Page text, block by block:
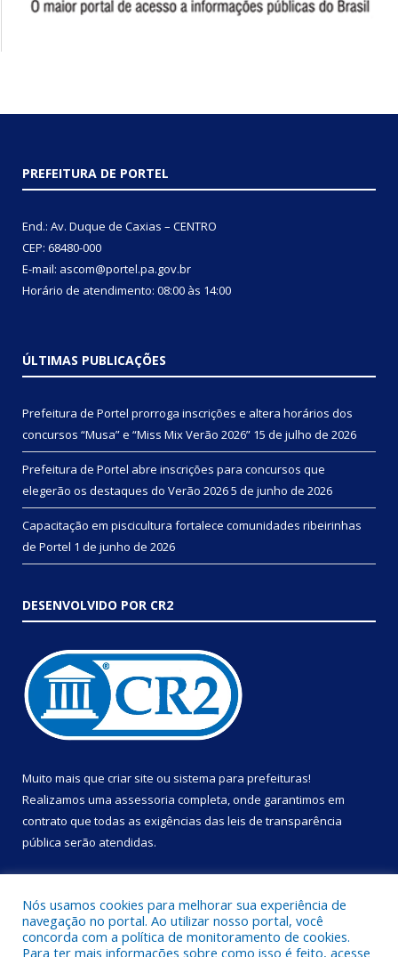
PREFEITURA DE PORTEL
End.: Av. Duque de Caxias – CENTRO
CEP: 68480-000
E-mail: ascom@portel.pa.gov.br
Horário de atendimento: 08:00 às 14:00
ÚLTIMAS PUBLICAÇÕES
Prefeitura de Portel prorroga inscrições e altera horários dos
concursos “Musa” e “Miss Mix Verão 2026” 15 de julho de 2026
Prefeitura de Portel abre inscrições para concursos que
elegerão os destaques do Verão 20265 de junho de 2026
Capacitação em piscicultura fortalece comunidades ribeirinhas
de Portel 1 de junho de 2026
DESENVOLVIDO POR CR2
Muito mais que criar site ou sistema para prefeituras!
Realizamos uma assessoria completa, onde garantimos em
contrato que todas as exigências das leis de transparência
pública serão atendidas.
Nós usamos cookies para melhorar sua experiência de
navegação no portal. Ao utilizar nosso portal, você
concorda com a política de monitoramento de cookies.
Para ter mais informações sobre como isso é feito, acesse